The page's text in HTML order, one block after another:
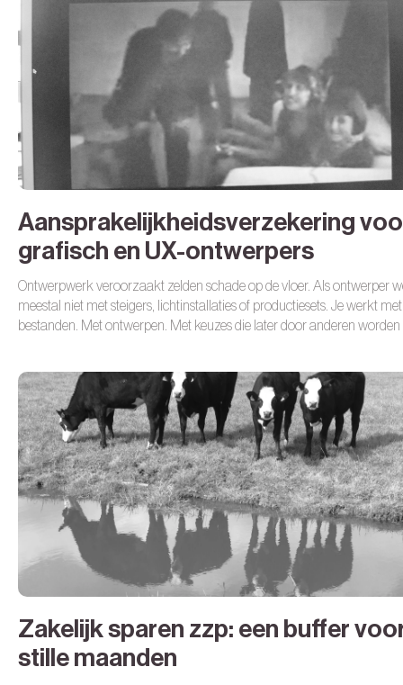
Aansprakelijkheidsverzekering
grafisch en UX-ontwerpers
Ontwerpwerk veroorzaakt zelden schade op de vloer. Als ontwerper
meestal niet met steigers, lichtinstallaties of productiesets. Je werkt met
bestanden. Met ontwerpen. Met keuzes die later door anderen worden
webshop gaat live op basis van een gebruikersflow die jij hebt
Een klant neemt zakelijke beslissingen op basis van jouw advies,
concept.
Zakelijk sparen zzp: een buffer
stille maanden